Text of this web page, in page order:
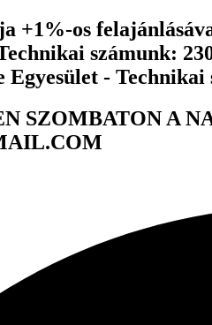
+1%-os
számunk:
Egyesület - Technikai
SZOMBATON A